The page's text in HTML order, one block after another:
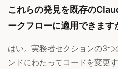
これらの発見を既存の
ークフローに適用できます
はい。実務者セクションの3
ンドにわたってコードを変更